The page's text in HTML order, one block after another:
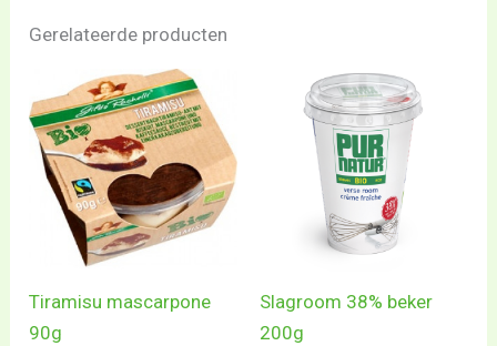
Gerelateerde producten
Tiramisu mascarpone
90g
Slagroom 38% beker
200g